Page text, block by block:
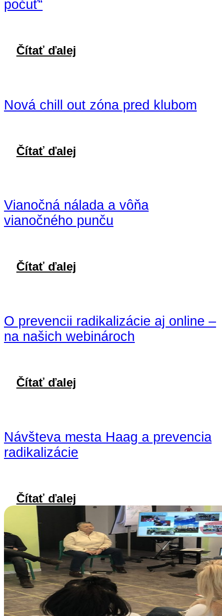
počuť“
Čítať ďalej
Nová chill out zóna pred klubom
Čítať ďalej
Vianočná nálada a vôňa
vianočného punču
Čítať ďalej
O prevencii radikalizácie aj online –
na našich webinároch
Čítať ďalej
Návšteva mesta Haag a prevencia
radikalizácie
Čítať ďalej